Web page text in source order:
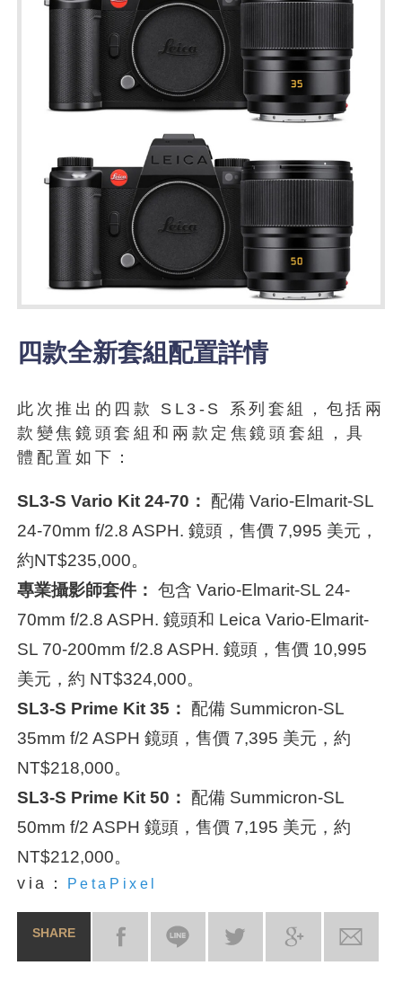
四款全新套組配置詳情
此次推出的四款 SL3-S 系列套組，包括兩
款變焦鏡頭套組和兩款定焦鏡頭套組，具
體配置如下：
SL3-S Vario Kit 24-70：
配備 Vario-Elmarit-SL
24-70mm f/2.8 ASPH. 鏡頭，售價 7,995 美元，
約NT$235,000。
專業攝影師套件： 包含 Vario-Elmarit-SL 24-
70mm f/2.8 ASPH. 鏡頭和 Leica Vario-Elmarit-
SL 70-200mm f/2.8 ASPH. 鏡頭，售價 10,995
美元，約 NT$324,000。
SL3-S Prime Kit 35：
配備 Summicron-SL
35mm f/2 ASPH 鏡頭，售價 7,395 美元，約
NT$218,000。
SL3-S Prime Kit 50：
配備 Summicron-SL
50mm f/2 ASPH 鏡頭，售價 7,195 美元，約
NT$212,000。
via： PetaPixel
SHARE